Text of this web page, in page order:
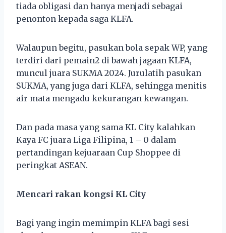
tiada obligasi dan hanya menjadi sebagai
penonton kepada saga KLFA.
Walaupun begitu, pasukan bola sepak WP, yang
terdiri dari pemain2 di bawah jagaan KLFA,
muncul juara SUKMA 2024. Jurulatih pasukan
SUKMA, yang juga dari KLFA, sehingga menitis
air mata mengadu kekurangan kewangan.
Dan pada masa yang sama KL City kalahkan
Kaya FC juara Liga Filipina, 1 – 0 dalam
pertandingan kejuaraan Cup Shoppee di
peringkat ASEAN.
Mencari rakan kongsi KL City
Bagi yang ingin memimpin KLFA bagi sesi